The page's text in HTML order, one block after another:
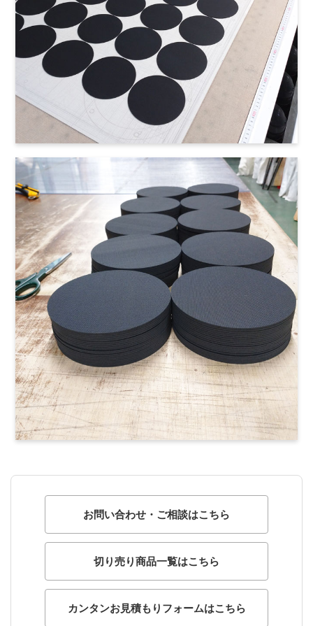
お問い合わせ・ご相談はこちら
切り売り商品一覧はこちら
カンタンお見積もりフォームはこちら